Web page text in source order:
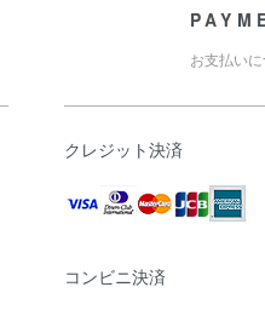
お支払い
クレジット決済
コンビニ決済